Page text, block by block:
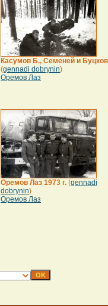
Касумов Б., Семеней и Буцков
(gennadi dobrynin)
Оремов Лаз
Оремов Лаз 1973 г. (gennadi
dobrynin)
Оремов Лаз